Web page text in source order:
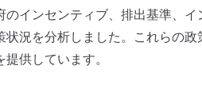
のインセンティブ、排出基準、
状況を分析しました。これらの
供しています。